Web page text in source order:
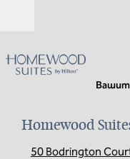
Homewood
50 Bodrington